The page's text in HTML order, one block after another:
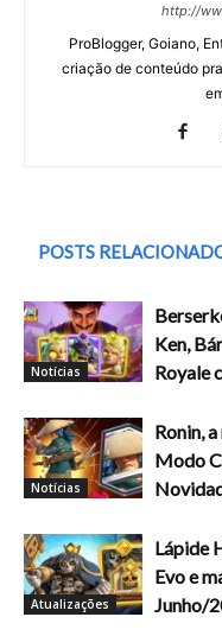
http://
ProBlogger, Goiano,
criação de conteúdo
POSTS
Notícias
Ken,
Royale
Notícias
Ronin,
Modo
Atualizações
Lápide
Evo e
Junho/